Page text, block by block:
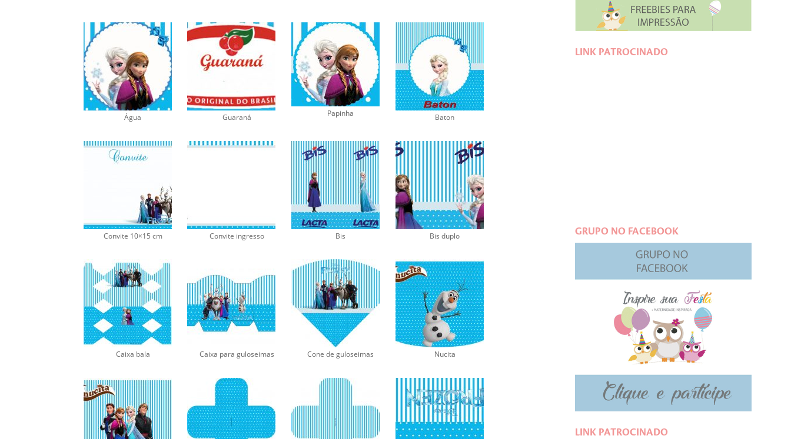
Água Guaraná Papinha Baton
Convite 10×15 cm Convite ingresso Bis Bis duplo
Caixa bala Caixa para guloseimas Cone de guloseimas Nucita
LINK PATROCINADO
GRUPO NO FACEBOOK
LINK PATROCINADO